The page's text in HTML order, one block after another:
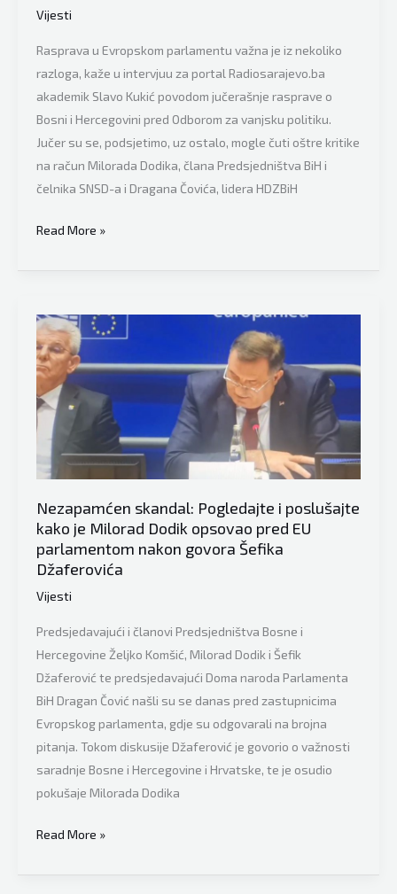
Vijesti
Rasprava u Evropskom parlamentu važna je iz nekoliko
razloga, kaže u intervjuu za portal Radiosarajevo.ba
akademik Slavo Kukić povodom jučerašnje rasprave o
Bosni i Hercegovini pred Odborom za vanjsku politiku.
Jučer su se, podsjetimo, uz ostalo, mogle čuti oštre kritike
na račun Milorada Dodika, člana Predsjedništva BiH i
čelnika SNSD-a i Dragana Čovića, lidera HDZBiH
Akademik
Kukić
uništio”
Predsjedništvo
BiH
i
Dragana
Čovića:
“Fijasko
bh.
poglavica
u
Evropskomu
parlamentu
mogao
okidač
promjenu
svijesti”
Read More »
Nezapamćen skandal: Pogledajte i poslušajte
kako je Milorad Dodik opsovao pred EU
parlamentom nakon govora Šefika
Džaferovića
Vijesti
Predsjedavajući i članovi Predsjedništva Bosne i
Hercegovine Željko Komšić, Milorad Dodik i Šefik
Džaferović te predsjedavajući Doma naroda Parlamenta
BiH Dragan Čović našli su se danas pred zastupnicima
Evropskog parlamenta, gdje su odgovarali na brojna
pitanja. Tokom diskusije Džaferović je govorio o važnosti
saradnje Bosne i Hercegovine i Hrvatske, te je osudio
pokušaje Milorada Dodika
Nezapamćen
Pogledajte
Read More »